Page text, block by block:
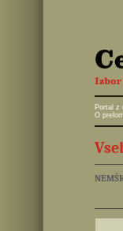
Portal z
O